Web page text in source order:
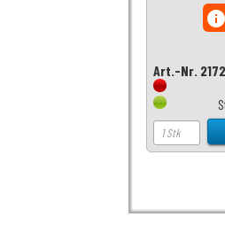
Art.-Nr.